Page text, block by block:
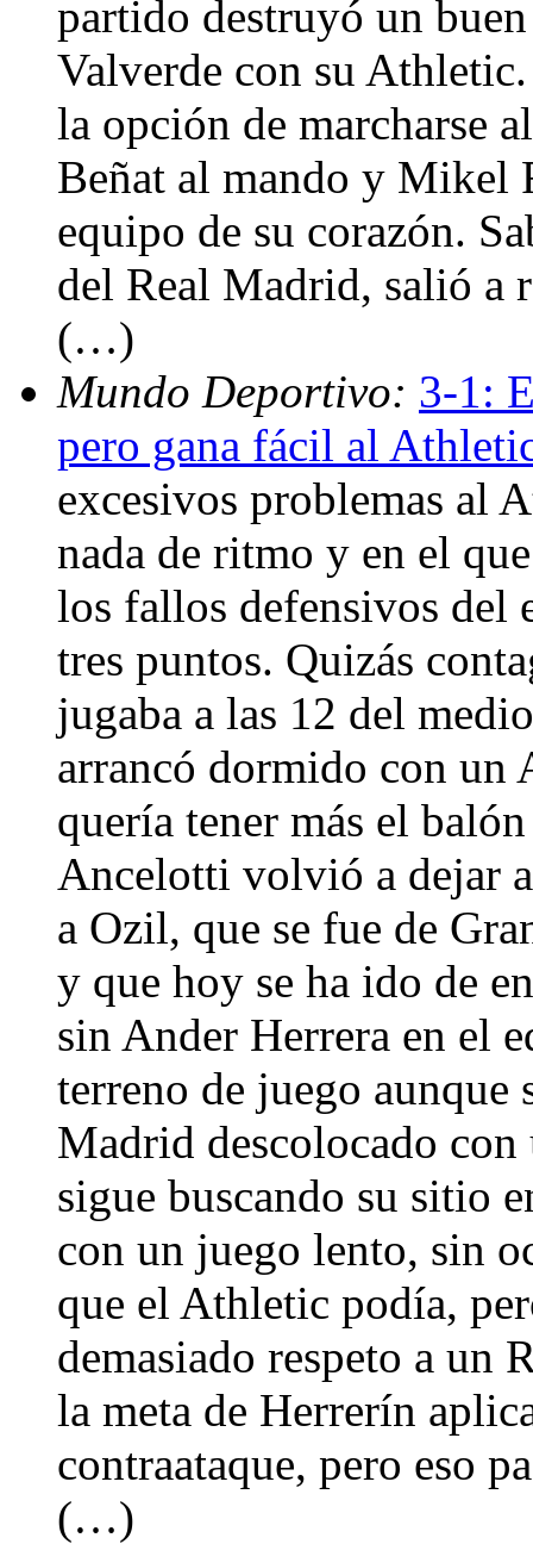
partido destruyó un
Valverde con su
la opción de marcharse
Beñat al mando y Mikel
equipo de su corazón.
del Real Madrid, salió a
(…)
Mundo Deportivo: 3-1:
pero gana fácil al
excesivos problemas al
nada de ritmo y en el
los fallos defensivos del
tres puntos. Quizás
jugaba a las 12 del
arrancó dormido con un
quería tener más el
Ancelotti volvió a dejar
a Ozil, que se fue de
y que hoy se ha ido de
sin Ander Herrera en el
terreno de juego aunque
Madrid descolocado
sigue buscando su sitio
con un juego lento, sin
que el Athletic podía,
demasiado respeto a un
la meta de Herrerín
contraataque, pero eso
(…)